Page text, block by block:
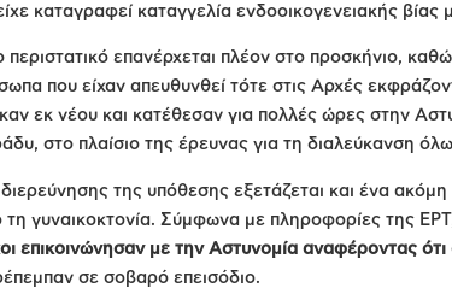
καταγραφεί καταγγελία ενδοοικογενειακής βίας
περιστατικό επανέρχεται πλέον στο προσκήνιο,
που είχαν απευθυνθεί τότε στις Αρχές
εκ νέου και κατέθεσαν για πολλές ώρες στην
στο πλαίσιο της έρευνας για τη διαλεύκανση
της υπόθεσης εξετάζεται και ένα
τη γυναικοκτονία. Σύμφωνα με πληροφορίες της
επικοινώνησαν με την Αστυνομία αναφέροντας
σε σοβαρό επεισόδιο.